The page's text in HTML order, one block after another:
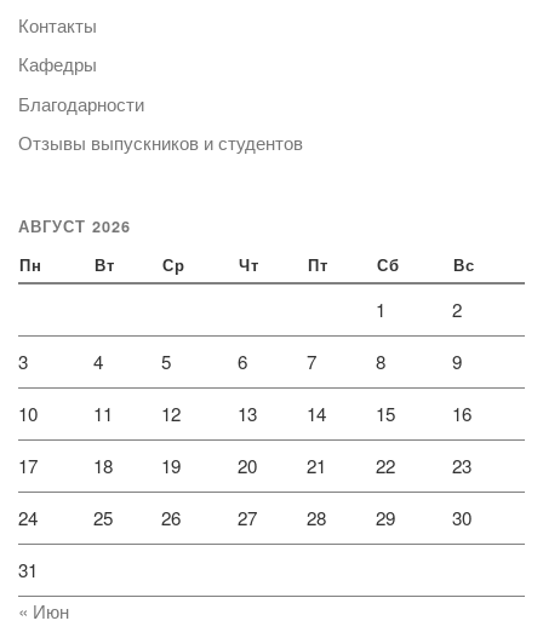
Контакты
Кафедры
Благодарности
Отзывы выпускников и студентов
АВГУСТ 2026
Пн Вт Ср Чт Пт Сб Вс
1 2
3 4 5 6 7 8 9
10 11 12 13 14 15 16
17 18 19 20 21 22 23
24 25 26 27 28 29 30
31
« Июн